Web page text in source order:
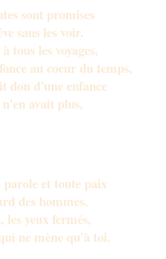
sont promises
sans les voir.
tous les voyages,
au coeur du temps,
don d'une enfance
avait plus,
et toute paix
des hommes.
les yeux fermés,
ne mène qu'à toi.